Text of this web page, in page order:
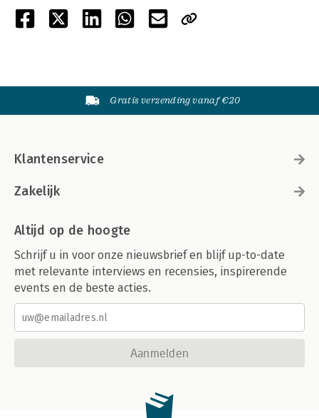
Gratis verzending vanaf €20
Klantenservice
Zakelijk
Altijd op de hoogte
Schrijf u in voor onze nieuwsbrief en blijf up-to-date
met relevante interviews en recensies, inspirerende
events en de beste acties.
Aanmelden